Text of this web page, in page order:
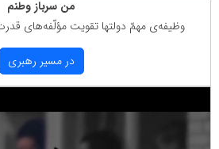
من سرباز وطنم
وظیفه‌ی مهمّ دولتها تقویت مؤلّفه‌های
در مسیر رهبری